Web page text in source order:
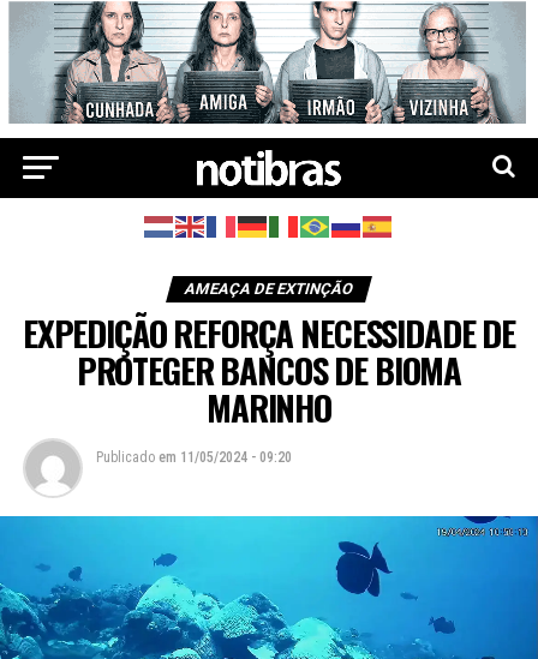
AMEAÇA DE EXTINÇÃO
EXPEDIÇÃO REFORÇA NECESSIDADE DE
PROTEGER BANCOS DE BIOMA
MARINHO
Publicado em 11/05/2024 - 09:20